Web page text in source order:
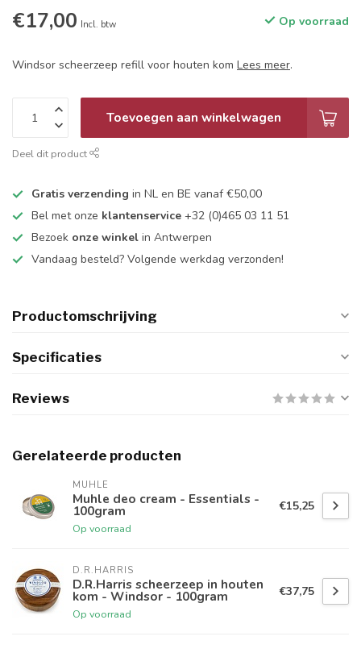
€17,00 Incl. btw Op voorraad
Windsor scheerzeep refill voor houten kom Lees meer.
Toevoegen aan winkelwagen
Deel dit product
Gratis verzending in NL en BE vanaf €50,00
Bel met onze klantenservice +32 (0)465 03 11 51
Bezoek onze winkel in Antwerpen
Vandaag besteld? Volgende werkdag verzonden!
Productomschrijving
Specificaties
Reviews
Gerelateerde producten
MUHLE
Muhle deo cream - Essentials -
100gram
Op voorraad
€15,25
D.R.HARRIS
D.R.Harris scheerzeep in houten
kom - Windsor - 100gram
Op voorraad
€37,75